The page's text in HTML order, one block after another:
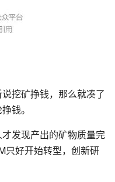
挖矿挣钱，那么就凑了
钱。
发现产出的矿物质量完
只好开始转型，创新研